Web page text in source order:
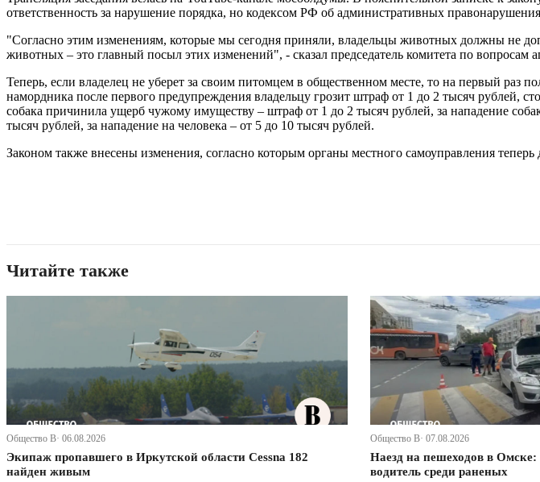
ответственность за нарушение порядка, но кодексом РФ об административных
"Согласно этим изменениям, которые мы сегодня приняли, владельцы животных должны не
животных – это главный посыл этих изменений", - сказал председатель комитета по вопросам
Теперь, если владелец не уберет за своим питомцем в общественном месте, то на первый раз
намордника после первого предупреждения владельцу грозит штраф от 1 до 2 тысяч рублей,
собака причинила ущерб чужому имуществу – штраф от 1 до 2 тысяч рублей, за нападение
тысяч рублей, за нападение на человека – от 5 до 10 тысяч рублей.
Законом также внесены изменения, согласно которым органы местного самоуправления
Читайте также
Общество В· 06.08.2026
Экипаж пропавшего в Иркутской области Cessna 182
найден живым
Общество В· 07.08.2026
Наезд на пешеходов в
водитель среди раненых